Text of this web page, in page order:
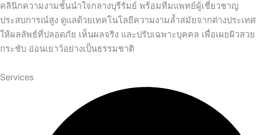
คลินิกความงามชั้นนำใจกลางบุรีรัมย์ พร้อมทีมแพทย์ผู้เชี่ยวชาญ
ประสบการณ์สูง ดูแลด้วยเทคโนโลยีความงามล้ำสมัยจากต่างประเทศ
ให้ผลลัพธ์ที่ปลอดภัย เห็นผลจริง และปรับเฉพาะบุคคล เพื่อเผยผิวสวย
กระชับ อ่อนเยาว์อย่างเป็นธรรมชาติ
Services